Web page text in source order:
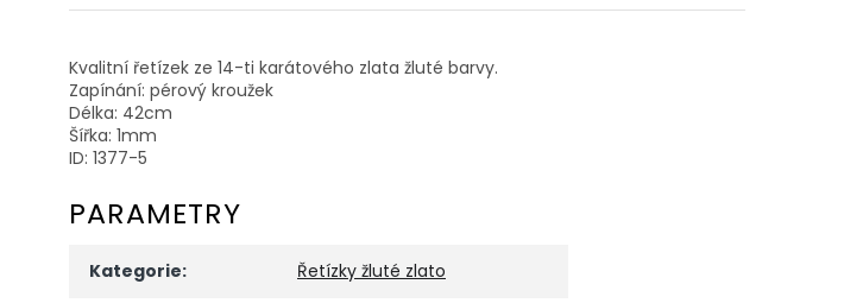
Kvalitní řetízek ze 14-ti karátového zlata žluté barvy.
Zapínání: pérový kroužek
Délka: 42cm
Šířka: 1mm
ID: 1377-5
PARAMETRY
Kategorie: Řetízky žluté zlato